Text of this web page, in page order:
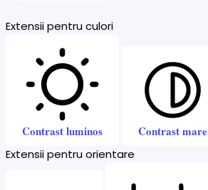
Extensii pentru culori
Contrast luminos Contrast mare
Extensii pentru orientare